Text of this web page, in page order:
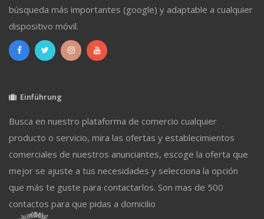
búsqueda más importantes (google) y adaptable a cualquier
dispositivo móvil.
Einführung
Busca en nuestro plataforma de comercio cualquier
producto o servicio, mira las ofertas y establecimientos
comerciales de nuestros anunciantes, escoge la oferta que
mejor se ajuste a tus necesidades y selecciona la opción
que más te guste para contactarlos. Son mas de 500
contactos para que pidas a domicilio